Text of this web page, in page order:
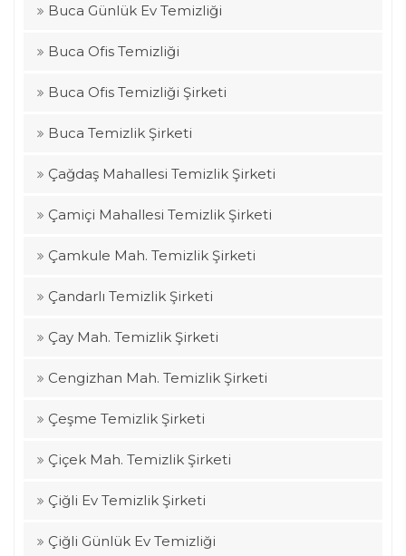
Buca Günlük Ev Temizliği
Buca Ofis Temizliği
Buca Ofis Temizliği Şirketi
Buca Temizlik Şirketi
Çağdaş Mahallesi Temizlik Şirketi
Çamiçi Mahallesi Temizlik Şirketi
Çamkule Mah. Temizlik Şirketi
Çandarlı Temizlik Şirketi
Çay Mah. Temizlik Şirketi
Cengizhan Mah. Temizlik Şirketi
Çeşme Temizlik Şirketi
Çiçek Mah. Temizlik Şirketi
Çiğli Ev Temizlik Şirketi
Çiğli Günlük Ev Temizliği